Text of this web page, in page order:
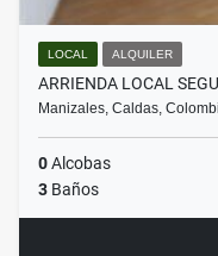
LOCAL ALQUILER
ARRIENDA LOCAL
Manizales, Caldas,
0Alcobas
3 Baños